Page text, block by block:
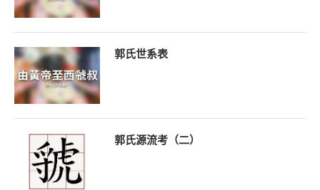
郭氏世系表
郭氏源流考（二）